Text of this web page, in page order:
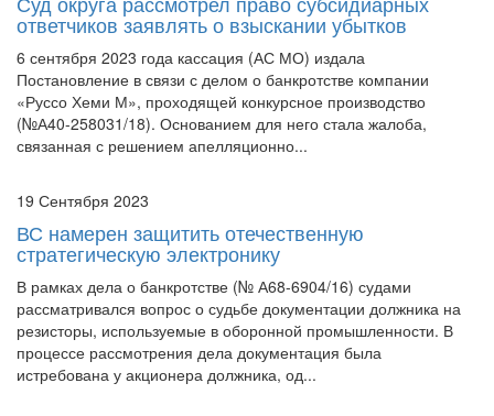
6 сентября 2023 года кассация (АС МО) издала
Постановление в связи с делом о банкротстве компании
«Руссо Хеми М», проходящей конкурсное производство
(№А40-258031/18). Основанием для него стала жалоба,
связанная с решением апелляционно...
19 Сентября 2023
стратегическую электронику
В рамках дела о банкротстве (№ А68-6904/16) судами
рассматривался вопрос о судьбе документации должника на
резисторы, используемые в оборонной промышленности. В
процессе рассмотрения дела документация была
истребована у акционера должника, од...
19 Сентября 2023